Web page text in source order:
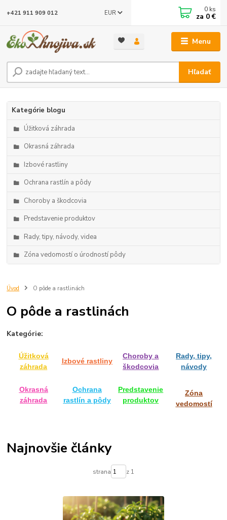
Menu
EUR
Hľadať
+421 911 909 012 0 ks
za 0 €
Kategórie blogu
Úžitková záhrada
Okrasná záhrada
Izbové rastliny
Ochrana rastlín a pôdy
Choroby a škodcovia
Predstavenie produktov
Rady, tipy, návody, videa
Zóna vedomostí o úrodností pôdy
Úvod O pôde a rastlinách
O pôde a rastlinách
Kategórie:
Úžitková
záhrada
Izbové rastliny
Choroby a
škodcovia
Rady, tipy,
návody
Okrasná
záhrada
Ochrana
rastlín a pôdy
Predstavenie
produktov
Zóna
vedomostí
Najnovšie články
strana z 1